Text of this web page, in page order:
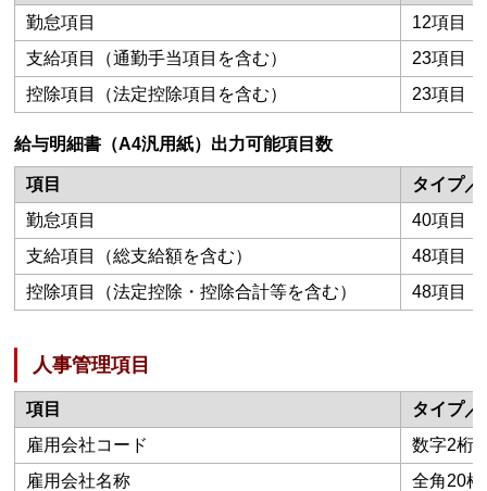
勤怠項目
12項目
支給項目（通勤手当項目を含む）
23項目
控除項目（法定控除項目を含む）
23項目
給与明細書（A4汎用紙）出力可能項目数
項目
タイプ／
勤怠項目
40項目
支給項目（総支給額を含む）
48項目
控除項目（法定控除・控除合計等を含む）
48項目
人事管理項目
項目
タイプ／
雇用会社コード
数字2桁
雇用会社名称
全角20